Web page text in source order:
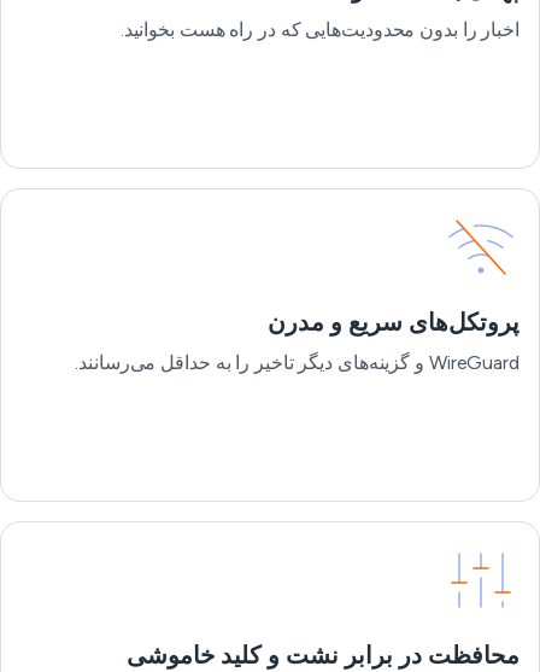
اخبار را بدون محدودیت‌هایی که در راه هست بخوانید.
پروتکل‌های سریع و مدرن
WireGuard و گزینه‌های دیگر تاخیر را به حداقل می‌رسانند.
محافظت در برابر نشت و کلید خاموشی